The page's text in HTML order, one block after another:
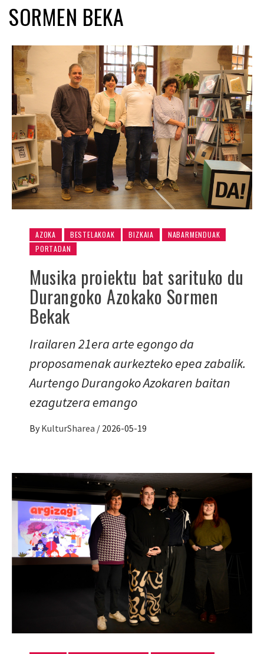
SORMEN BEKA
AZOKA BESTELAKOAK BIZKAIA
NABARMENDUAK
PORTADAN
Musika proiektu bat sarituko du
Durangoko Azokako Sormen
Bekak
Irailaren 21era arte egongo da
proposamenak aurkezteko epea zabalik.
Aurtengo Durangoko Azokaren baitan
ezagutzera emango
By KulturSharea / 2026-05-19